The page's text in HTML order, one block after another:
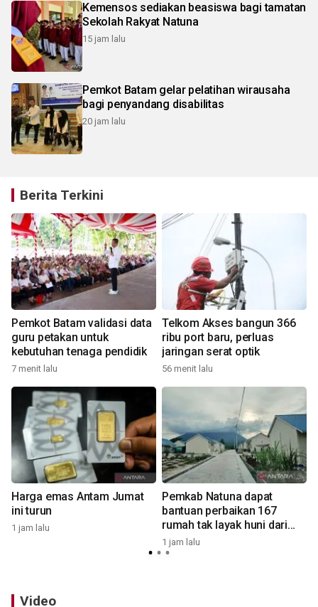
Kemensos sediakan beasiswa bagi tamatan
Sekolah Rakyat Natuna
15 jam lalu
Pemkot Batam gelar pelatihan wirausaha
bagi penyandang disabilitas
20 jam lalu
Berita Terkini
Pemkot Batam validasi data
guru petakan untuk
kebutuhan tenaga pendidik
7 menit lalu
Telkom Akses bangun 366
ribu port baru, perluas
jaringan serat optik
56 menit lalu
Harga emas Antam Jumat
ini turun
1 jam lalu
Pemkab Natuna dapat
bantuan perbaikan 167
rumah tak layak huni dari
Kementerian PKP
1 jam lalu
Video